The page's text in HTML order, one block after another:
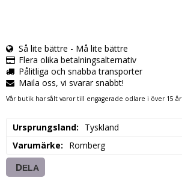
Så lite bättre - Må lite bättre
Flera olika betalningsalternativ
Pålitliga och snabba transporter
Maila oss, vi svarar snabbt!
Vår butik har sålt varor till engagerade odlare i över 15 år
Ursprungsland
Tyskland
Varumärke
Romberg
DELA